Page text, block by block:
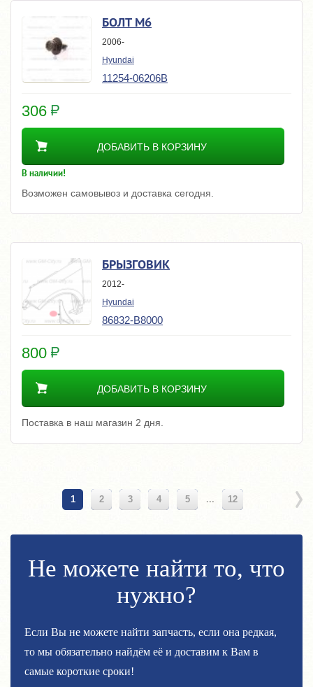
БОЛТ M6
2006-
Hyundai
11254-06206B
306
ДОБАВИТЬ В КОРЗИНУ
В наличии!
Возможен самовывоз и доставка сегодня.
БРЫЗГОВИК
2012-
Hyundai
86832-B8000
800
ДОБАВИТЬ В КОРЗИНУ
Поставка в наш магазин 2 дня.
1 2 3 4 5 ... 12
Не можете найти то, что
нужно?
Если Вы не можете найти запчасть, если она редкая,
то мы обязательно найдём её и доставим к Вам в
самые короткие сроки!